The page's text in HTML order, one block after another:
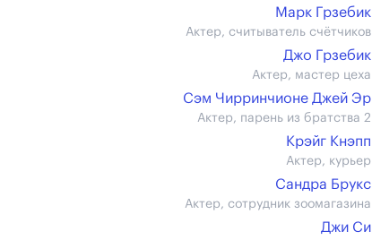
Марк Грзебик
Актер, считыватель счётчиков
Джо Грзебик
Актер, мастер цеха
Сэм Чирринчионе Джей Эр
Актер, парень из братства 2
Крэйг Кнэпп
Актер, курьер
Сандра Брукс
Актер, сотрудник зоомагазина
Джи Си